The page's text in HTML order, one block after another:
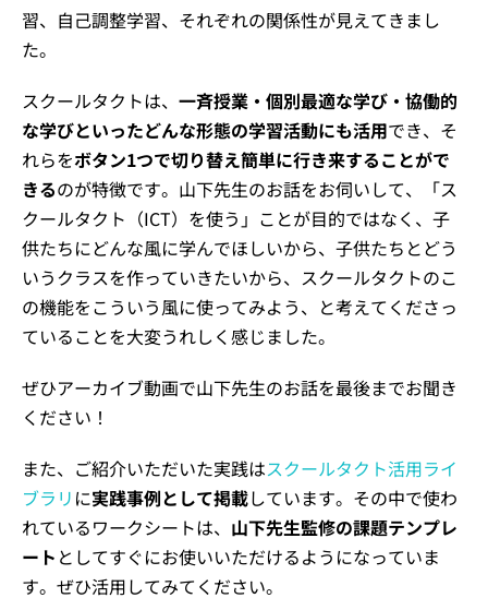
習、自己調整学習、それぞれの関係性が見えてきまし
た。
スクールタクトは、 一斉授業・個別最適な学び・協働的
な学びといったどんな形態の学習活動にも活用でき、そ
れらをボタン1つで切り替え簡単に行き来することがで
きるのが特徴です。山下先生のお話をお伺いして、「ス
クールタクト（ICT）を使う」ことが目的ではなく、子
供たちにどんな風に学んでほしいから、子供たちとどう
いうクラスを作っていきたいから、スクールタクトのこ
の機能をこういう風に使ってみよう、と考えてくださっ
ていることを大変うれしく感じました。
ぜひアーカイブ動画で山下先生のお話を最後までお聞き
ください！
また、ご紹介いただいた実践はスクールタクト活用ライ
ブラリ に実践事例として掲載しています。その中で使わ
れているワークシートは、 山下先生監修の課題テンプレ
ート としてすぐにお使いいただけるようになっていま
す。ぜひ活用してみてください。